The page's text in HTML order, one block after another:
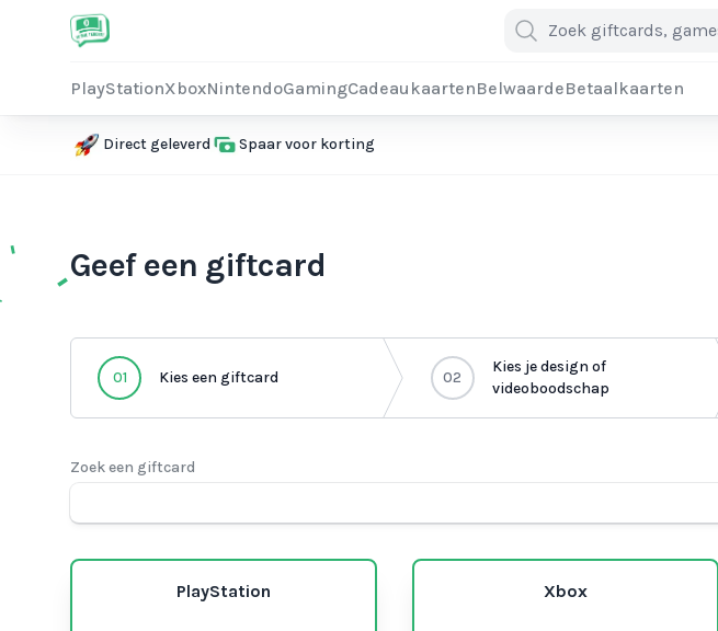
PlayStationXboxNintendoGamingCadeaukaartenBelwaardeBetaalkaarten
Direct geleverd Spaar voor korting
Geef een giftcard
01 Kies een giftcard 02
Kies je design of
videoboodschap
Zoek een giftcard
PlayStation Xbox